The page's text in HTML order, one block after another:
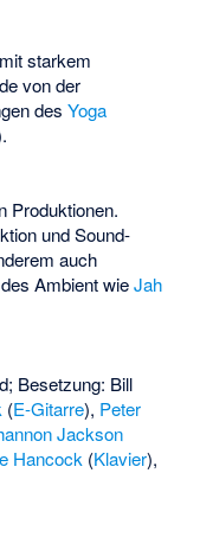
starkem
von der
des Yoga
Produktionen.
und Sound-
auch
Ambient wieJah
Besetzung: Bill
(E-Gitarre), Peter
Jackson
Hancock (Klavier),